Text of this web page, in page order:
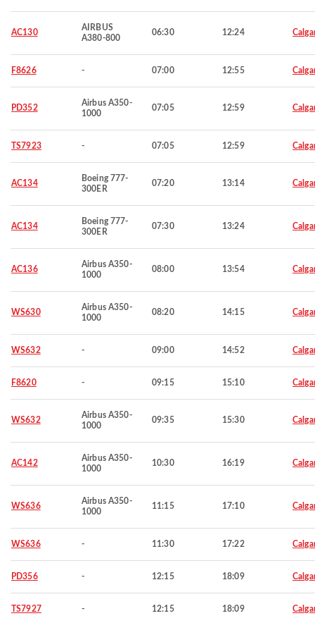
AC130
AIRBUS
A380-800
06:30 12:24
F8626 - 07:00 12:55
PD352
Airbus A350-
1000
07:05 12:59
TS7923 - 07:05 12:59
AC134
Boeing 777-
300ER
07:20 13:14
AC134
Boeing 777-
300ER
07:30 13:24
AC136
Airbus A350-
1000
08:00 13:54
WS630
Airbus A350-
1000
08:20 14:15
WS632 - 09:00 14:52
F8620 - 09:15 15:10
WS632
Airbus A350-
1000
09:35 15:30
AC142
Airbus A350-
1000
10:30 16:19
WS636
Airbus A350-
1000
11:15 17:10
WS636 - 11:30 17:22
PD356 - 12:15 18:09
TS7927 - 12:15 18:09